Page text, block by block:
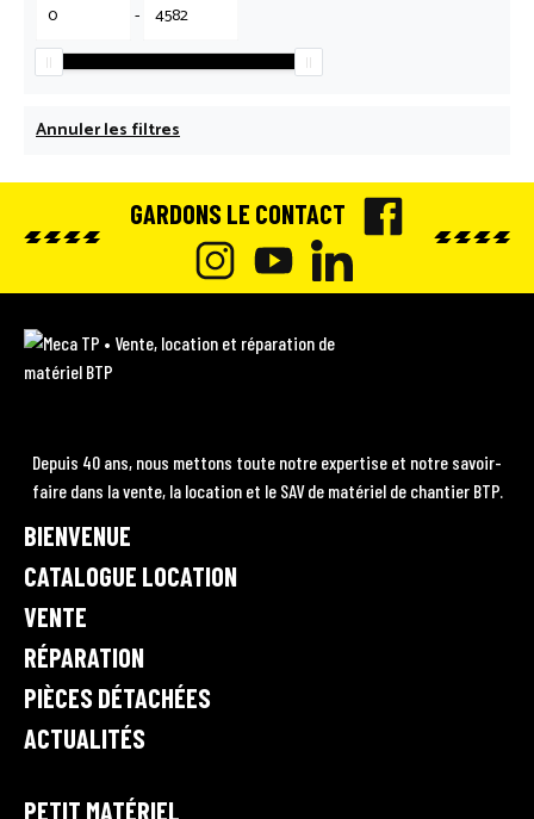
-
Annuler les filtres
GARDONS LE CONTACT
A
O
O
I
N
A
G
A
Y
O
U
B
L
I
E
D
M
e
V
e
t
e
,
l
o
a
Depuis 40 ans, nous mettons toute notre expertise et notre savoir-
faire dans la vente, la location et le SAV de matériel de chantier BTP.
BIENVENUE
CATALOGUE LOCATION
VENTE
RÉPARATION
PIÈCES DÉTACHÉES
ACTUALITÉS
PETIT MATÉRIEL